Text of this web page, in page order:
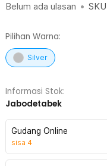
Belum ada ulasan • SKU
Pilihan Warna:
Silver
Informasi Stok:
Jabodetabek
Gudang Online
sisa 4